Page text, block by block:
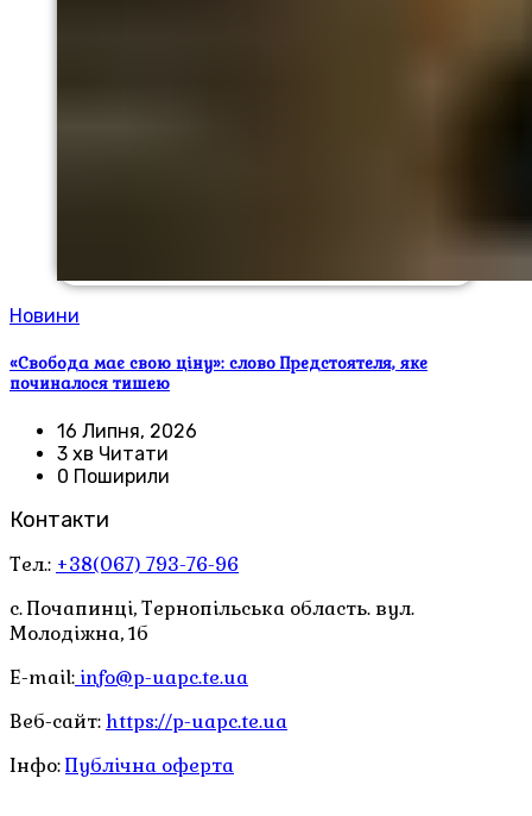
Новини
«Свобода має свою ціну»: слово Предстоятеля, яке
починалося тишею
16 Липня, 2026
3 хв Читати
0 Поширили
Контакти
Тел.: +38(067) 793-76-96
с. Почапинці, Тернопільська область. вул.
Молодіжна, 1б
E-mail: info@p-uapc.te.ua
Веб-сайт: https://p-uapc.te.ua
Інфо:Публічна оферта